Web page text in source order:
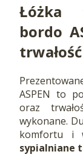
Łóżka
bordo
trwałość
ASPEN to
oraz
wykonane.
komfortu i
sypialniane